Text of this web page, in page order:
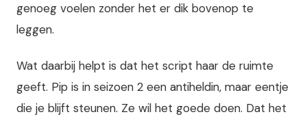
genoeg voelen zonder het er dik bovenop te
leggen.
Wat daarbij helpt is dat het script haar de ruimte
geeft. Pip is in seizoen 2 een antiheldin, maar eentje
die je blijft steunen. Ze wil het goede doen. Dat het